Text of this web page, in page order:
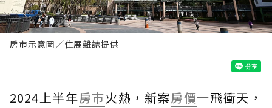
房市示意圖／住展雜誌提供
2024上半年房市火熱，新案房價一飛衝天，